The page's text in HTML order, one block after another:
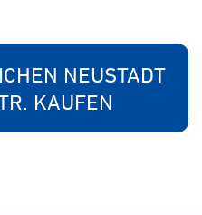
NEUSTADT
KAUFEN